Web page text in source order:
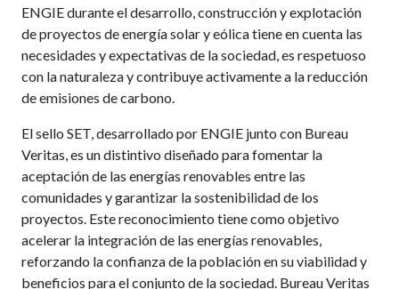
ENGIE durante el desarrollo, construcción y explotación
de proyectos de energía solar y eólica tiene en cuenta las
necesidades y expectativas de la sociedad, es respetuoso
con la naturaleza y contribuye activamente a la reducción
de emisiones de carbono.
El sello SET, desarrollado por ENGIE junto con Bureau
Veritas, es un distintivo diseñado para fomentar la
aceptación de las energías renovables entre las
comunidades y garantizar la sostenibilidad de los
proyectos. Este reconocimiento tiene como objetivo
acelerar la integración de las energías renovables,
reforzando la confianza de la población en su viabilidad y
beneficios para el conjunto de la sociedad. Bureau Veritas